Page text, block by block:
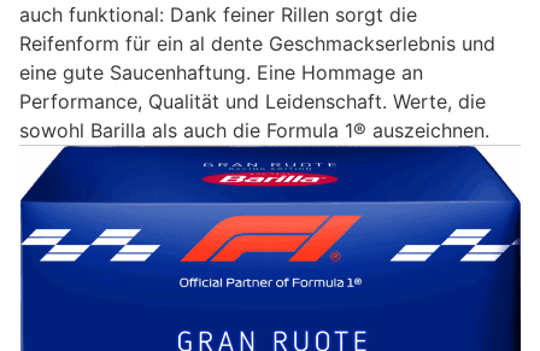
auch funktional: Dank feiner Rillen sorgt die
Reifenform für ein al dente Geschmackserlebnis und
eine gute Saucenhaftung. Eine Hommage an
Performance, Qualität und Leidenschaft. Werte, die
sowohl Barilla als auch die Formula 1® auszeichnen.